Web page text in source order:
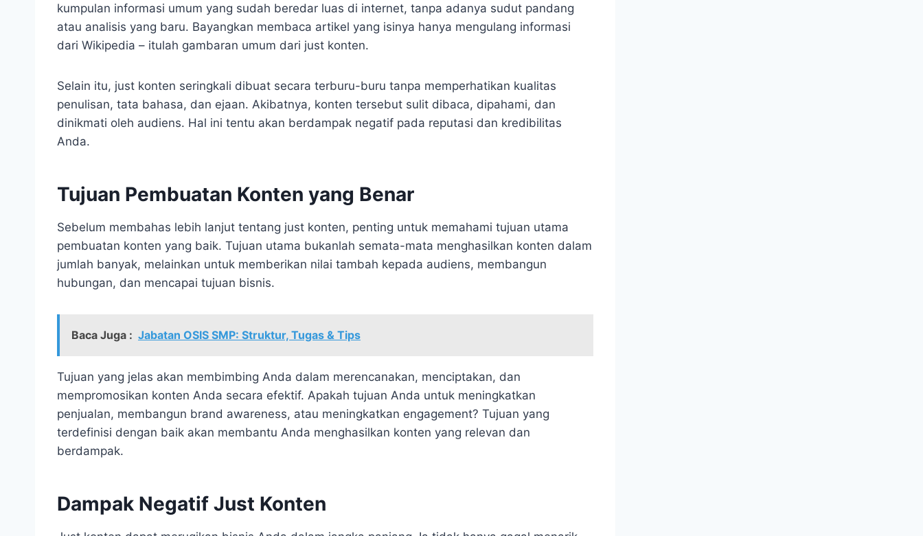
kumpulan informasi umum yang sudah beredar luas di internet, tanpa adanya sudut pandang
atau analisis yang baru. Bayangkan membaca artikel yang isinya hanya mengulang informasi
dari Wikipedia – itulah gambaran umum dari just konten.
Selain itu, just konten seringkali dibuat secara terburu-buru tanpa memperhatikan kualitas
penulisan, tata bahasa, dan ejaan. Akibatnya, konten tersebut sulit dibaca, dipahami, dan
dinikmati oleh audiens. Hal ini tentu akan berdampak negatif pada reputasi dan kredibilitas
Anda.
Tujuan Pembuatan Konten yang Benar
Sebelum membahas lebih lanjut tentang just konten, penting untuk memahami tujuan utama
pembuatan konten yang baik. Tujuan utama bukanlah semata-mata menghasilkan konten dalam
jumlah banyak, melainkan untuk memberikan nilai tambah kepada audiens, membangun
hubungan, dan mencapai tujuan bisnis.
Baca Juga : Jabatan OSIS SMP: Struktur, Tugas & Tips
Tujuan yang jelas akan membimbing Anda dalam merencanakan, menciptakan, dan
mempromosikan konten Anda secara efektif. Apakah tujuan Anda untuk meningkatkan
penjualan, membangun brand awareness, atau meningkatkan engagement? Tujuan yang
terdefinisi dengan baik akan membantu Anda menghasilkan konten yang relevan dan
berdampak.
Dampak Negatif Just Konten